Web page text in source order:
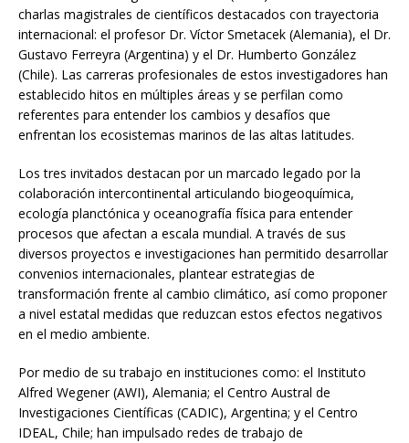
charlas magistrales de científicos destacados con trayectoria
internacional: el profesor Dr. Víctor Smetacek (Alemania), el Dr.
Gustavo Ferreyra (Argentina) y el Dr. Humberto González
(Chile). Las carreras profesionales de estos investigadores han
establecido hitos en múltiples áreas y se perfilan como
referentes para entender los cambios y desafíos que
enfrentan los ecosistemas marinos de las altas latitudes.
Los tres invitados destacan por un marcado legado por la
colaboración intercontinental articulando biogeoquímica,
ecología planctónica y oceanografía física para entender
procesos que afectan a escala mundial. A través de sus
diversos proyectos e investigaciones han permitido desarrollar
convenios internacionales, plantear estrategias de
transformación frente al cambio climático, así como proponer
a nivel estatal medidas que reduzcan estos efectos negativos
en el medio ambiente.
Por medio de su trabajo en instituciones como: el Instituto
Alfred Wegener (AWI), Alemania; el Centro Austral de
Investigaciones Científicas (CADIC), Argentina; y el Centro
IDEAL, Chile; han impulsado redes de trabajo de